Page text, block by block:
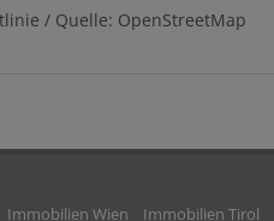
/ Quelle: OpenStreetMap
Immobilien Wien Immobilien Tirol